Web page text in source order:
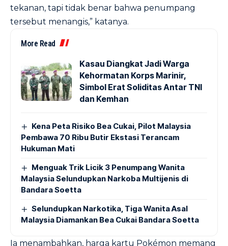
tekanan, tapi tidak benar bahwa penumpang
tersebut menangis,” katanya.
More Read
Kasau Diangkat Jadi Warga
Kehormatan Korps Marinir,
Simbol Erat Soliditas Antar TNI
dan Kemhan
Kena Peta Risiko Bea Cukai, Pilot Malaysia
Pembawa 70 Ribu Butir Ekstasi Terancam
Hukuman Mati
Menguak Trik Licik 3 Penumpang Wanita
Malaysia Selundupkan Narkoba Multijenis di
Bandara Soetta
Selundupkan Narkotika, Tiga Wanita Asal
Malaysia Diamankan Bea Cukai Bandara Soetta
Ia menambahkan, harga kartu Pokémon memang